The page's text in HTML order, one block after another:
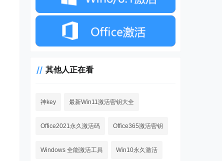
其他人正在看
神key 最新Win11激活密钥大全
Office2021永久激活码 Office365激活密钥
Windows 全能激活工具 Win10永久激活